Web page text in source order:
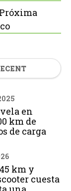
en
km de
de carga
km y
cuesta